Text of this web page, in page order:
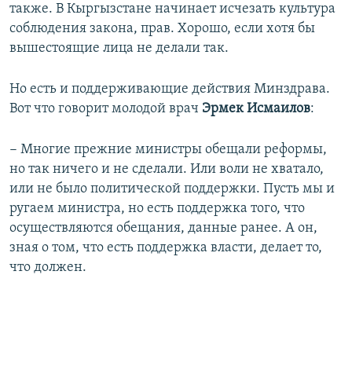
также. В Кыргызстане начинает исчезать культура
соблюдения закона, прав. Хорошо, если хотя бы
вышестоящие лица не делали так.
Но есть и поддерживающие действия Минздрава.
Вот что говорит молодой врач Эрмек Исмаилов:
− Многие прежние министры обещали реформы,
но так ничего и не сделали. Или воли не хватало,
или не было политической поддержки. Пусть мы и
ругаем министра, но есть поддержка того, что
осуществляются обещания, данные ранее. А он,
зная о том, что есть поддержка власти, делает то,
что должен.